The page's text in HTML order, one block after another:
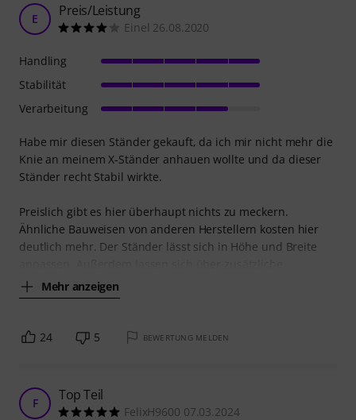
E Preis/Leistung
Einel 26.08.2020
Habe mir diesen Ständer gekauft, da ich mir nicht mehr die
Knie an meinem X-Ständer anhauen wollte und da dieser
Ständer recht Stabil wirkte.
Preislich gibt es hier überhaupt nichts zu meckern.
Ähnliche Bauweisen von anderen Herstellern kosten hier
deutlich mehr. Der Ständer lässt sich in Höhe und Breite
Mehr anzeigen
Handling
Stabilität
Verarbeitung
24 5 BEWERTUNG MELDEN
F Top Teil
FelixH9600 07.03.2024